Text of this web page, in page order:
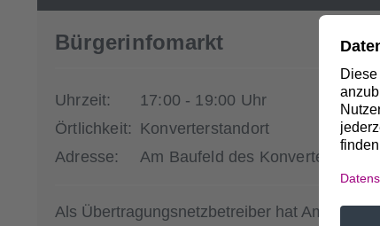
Bürgerinfomarkt
Uhrzeit:
17:00 - 19:00 Uhr
Örtlichkeit: Konverterstandort
Adresse:
Am Baufeld des Konverters -
Als Übertragungsnetzbetreiber hat Amprion